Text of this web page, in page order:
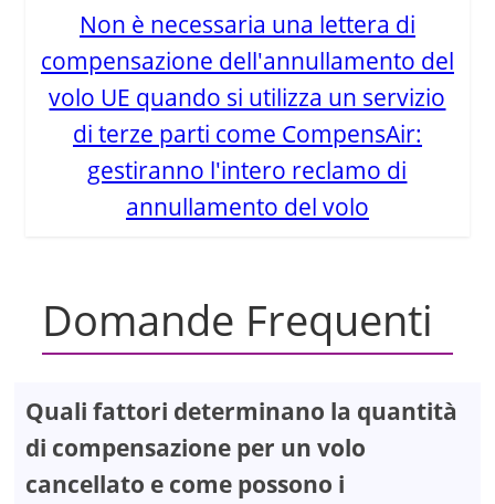
Non è necessaria una lettera di
compensazione dell'annullamento del
volo UE quando si utilizza un servizio
di terze parti come CompensAir:
gestiranno l'intero reclamo di
annullamento del volo
Domande Frequenti
Quali fattori determinano la quantità
di compensazione per un volo
cancellato e come possono i